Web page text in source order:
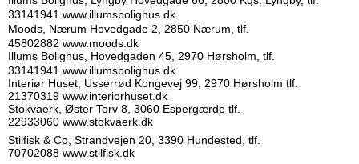
33141941 www.illumsbolighus.dk
Moods, Nærum Hovedgade 2, 2850 Nærum, tlf.
45802882 www.moods.dk
Illums Bolighus, Hovedgaden 45, 2970 Hørsholm, tlf.
33141941 www.illumsbolighus.dk
Interiør Huset, Usserrød Kongevej 99, 2970 Hørsholm tlf.
21370319 www.interiorhuset.dk
Stokvaerk, Øster Torv 8, 3060 Espergærde tlf.
22933060 www.stokvaerk.dk
Stilfisk & Co, Strandvejen 20, 3390 Hundested, tlf.
70702088 www.stilfisk.dk